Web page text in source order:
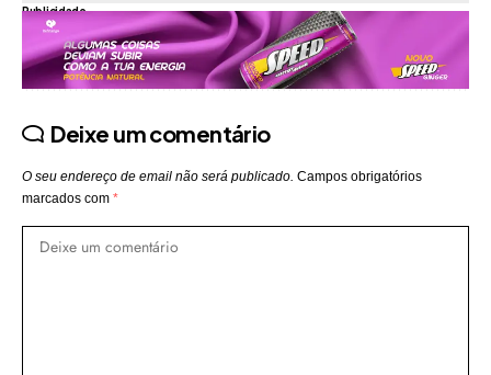
Publicidade
Deixe um comentário
O seu endereço de email não será publicado. Campos obrigatórios
marcados com *